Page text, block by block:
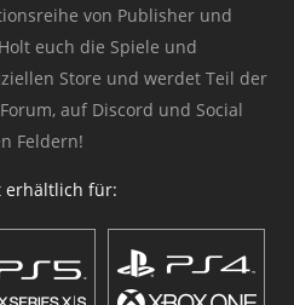
von Publisher und
euch die Spiele und
Store und werdet Teil der
auf Discord und Social
Feldern!
erhältlich für: